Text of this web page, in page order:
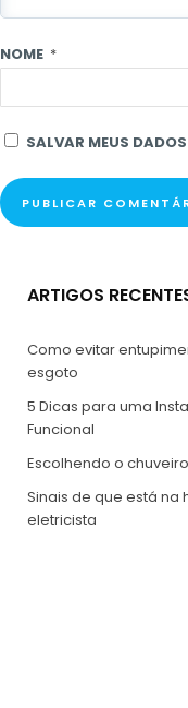
NOME *
SALVAR MEUS
ARTIGOS
Como evitar
esgoto
5 Dicas para uma
Funcional
Escolhendo o
Sinais de que está na
eletricista